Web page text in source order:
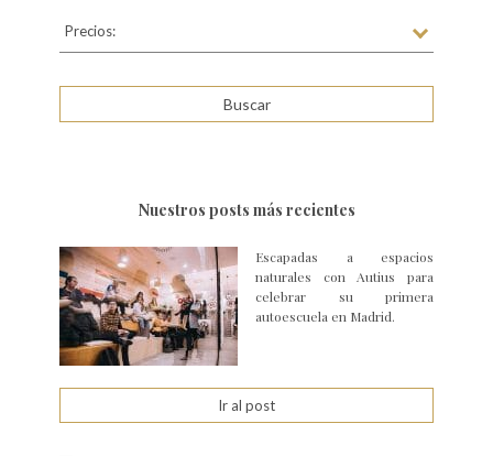
Precios:
Nuestros posts más recientes
Escapadas a espacios
naturales con Autius para
celebrar su primera
autoescuela en Madrid.
Ir al post